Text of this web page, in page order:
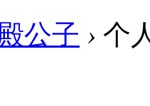
公子 › 个